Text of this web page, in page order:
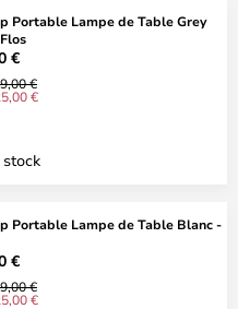
Portable Lampe de Table Grey
€
€
€
stock
Portable Lampe de Table Blanc -
€
€
€